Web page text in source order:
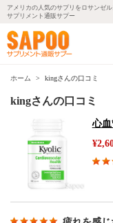
アメリカの人気のサプリをロサンゼル
サプリメント通販サプー
ホーム kingさんの口コミ
kingさんの口コミ
心